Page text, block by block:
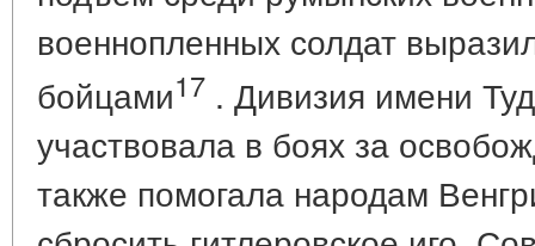
военнопленных солдат
бойцами17 . Дивизия имени
участвовала в боях за
также помогала народам